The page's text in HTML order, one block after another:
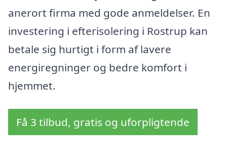
anerort firma med gode anmeldelser. En
investering i efterisolering i Rostrup kan
betale sig hurtigt i form af lavere
energiregninger og bedre komfort i
hjemmet.
Få 3 tilbud, gratis og uforpligtende